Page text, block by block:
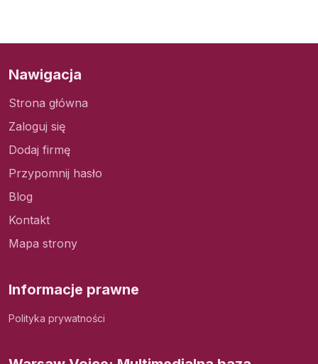
Nawigacja
Strona główna
Zaloguj się
Dodaj firmę
Przypomnij hasło
Blog
Kontakt
Mapa strony
Informacje prawne
Polityka prywatności